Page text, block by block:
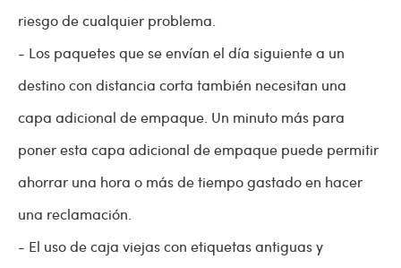
riesgo de cualquier problema.
- Los paquetes que se envían el día siguiente a un
destino con distancia corta también necesitan una
capa adicional de empaque. Un minuto más para
poner esta capa adicional de empaque puede permitir
ahorrar una hora o más de tiempo gastado en hacer
una reclamación.
- El uso de caja viejas con etiquetas antiguas y